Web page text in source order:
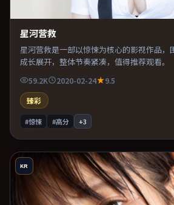
星河营救
星河营救是一部以惊悚为核心的影视作品，
成长展开，整体节奏紧凑，值得推荐观看。
59.2K 2020-02-24
9.5
臻彩
#惊悚 #高分 +3
KR